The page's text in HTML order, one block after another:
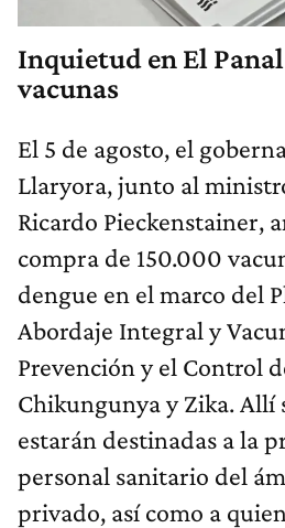
Inquietud en El
vacunas
El 5 de agosto, el
Llaryora, junto al
Ricardo Pieckenstainer,
compra de 150.000
dengue en el marco del
Abordaje Integral y
Prevención y el Control
Chikungunya y Zika. Allí
estarán destinadas a la
personal sanitario del
privado, así como a